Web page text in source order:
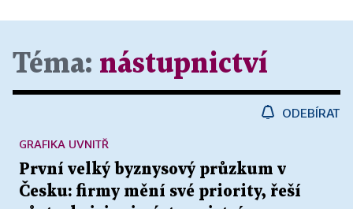
Téma: nástupnictví
ODEBÍRAT
První velký byznysový průzkum v
Česku: firmy mění své priority, řeší
GRAFIKA UVNITŘ